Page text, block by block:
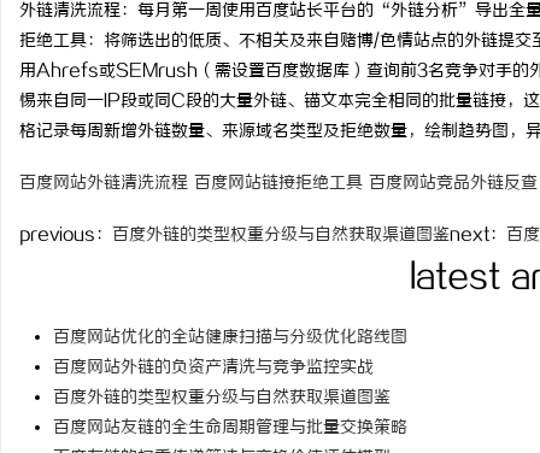
time： 2026-06-07
外链清洗流程：每月第一周使用百度站长平台的“外链分析”导出全
拒绝工具：将筛选出的低质、不相关及来自赌博/色情站点的外链
用Ahrefs或SEMrush（需设置百度数据库）查询前3名竞争对手的
惕来自同一IP段或同C段的大量外链、锚文本完全相同的批量链接
格记录每周新增外链数量、来源域名类型及拒绝数量，绘制趋势图，
百度网站外链清洗流程 百度网站链接拒绝工具 百度网站竞品外链反查
previous： 百度外链的类型权重分级与自然获取渠道图鉴next： 百
latest
百度网站优化的全站健康扫描与分级优化路线图
百度网站外链的负资产清洗与竞争监控实战
百度外链的类型权重分级与自然获取渠道图鉴
百度网站友链的全生命周期管理与批量交换策略